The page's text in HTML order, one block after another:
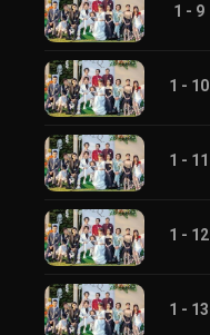
1 - 9
1 - 10
1 - 11
1 - 12
1 - 13